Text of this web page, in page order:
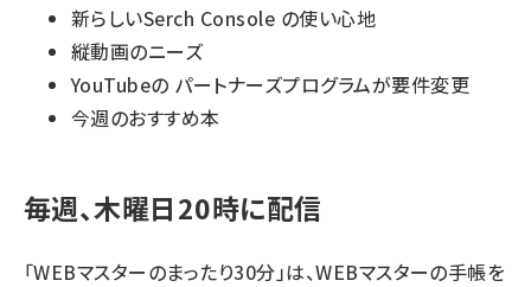
新らしいSerch Console の使い心地
縦動画のニーズ
YouTubeの パートナーズプログラムが要件変更
今週のおすすめ本
毎週、木曜日20時に配信
「WEBマスターのまったり30分」は、WEBマスターの手帳を